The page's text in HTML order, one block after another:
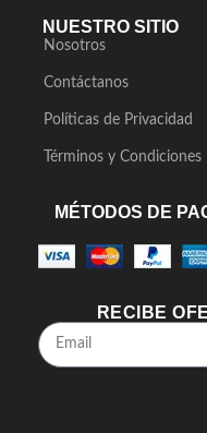
NUESTRO SITIO
Nosotros
Contáctanos
Políticas de Privacidad
Términos y Condiciones
MÉTODOS DE
RECIBE